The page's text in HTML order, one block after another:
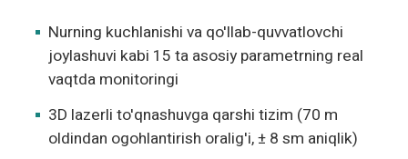
Nurning kuchlanishi va qo'llab-quvvatlovchi
joylashuvi kabi 15 ta asosiy parametrning real
vaqtda monitoringi
3D lazerli to'qnashuvga qarshi tizim (70 m
oldindan ogohlantirish oralig'i, ± 8 sm aniqlik)